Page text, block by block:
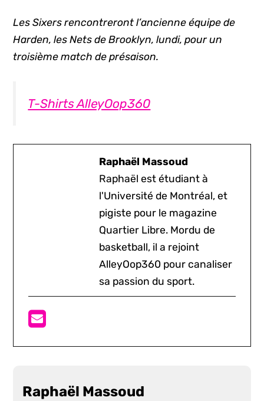
Les Sixers rencontreront l’ancienne équipe de
Harden, les Nets de Brooklyn, lundi, pour un
troisième match de présaison.
T-Shirts AlleyOop360
Raphaël Massoud
Raphaël est étudiant à
l'Université de Montréal, et
pigiste pour le magazine
Quartier Libre. Mordu de
basketball, il a rejoint
AlleyOop360 pour canaliser
sa passion du sport.
Raphaël Massoud